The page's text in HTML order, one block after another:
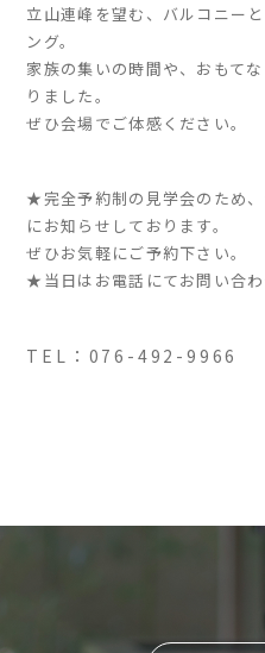
性能
- 高断熱性能
- 高耐震性能
- 高耐久性能
家づくりの流れ
よくあるご質問
採用情報
立山連峰を望む、バルコニー
ング。
家族の集いの時間や、おもて
りました。
ぜひ会場でご体感ください。
★完全予約制の見学会のため
にお知らせしております。
ぜひお気軽にご予約下さい。
★当日はお電話にてお問い合わ
TEL：076-492-9966